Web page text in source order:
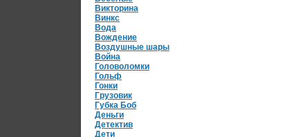
Викторина
Винкс
Вода
Вождение
Воздушные шары
Война
Головоломки
Гольф
Гонки
Грузовик
Губка Боб
Деньги
Детектив
Дети